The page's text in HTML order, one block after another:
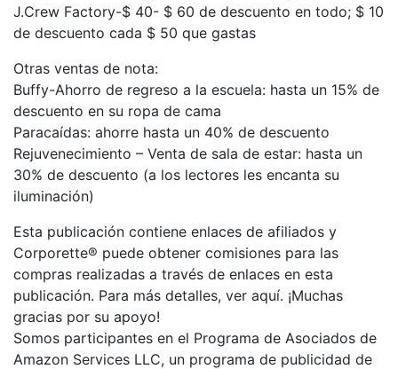
J.Crew Factory-$ 40- $ 60 de descuento en todo; $ 10
de descuento cada $ 50 que gastas
Otras ventas de nota:
Buffy-Ahorro de regreso a la escuela: hasta un 15% de
descuento en su ropa de cama
Paracaídas: ahorre hasta un 40% de descuento
Rejuvenecimiento – Venta de sala de estar: hasta un
30% de descuento (a los lectores les encanta su
iluminación)
Esta publicación contiene enlaces de afiliados y
Corporette® puede obtener comisiones para las
compras realizadas a través de enlaces en esta
publicación. Para más detalles, ver aquí. ¡Muchas
gracias por su apoyo!
Somos participantes en el Programa de Asociados de
Amazon Services LLC, un programa de publicidad de